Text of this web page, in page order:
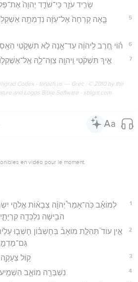
שָׂרִ֣יד עֹזֵ֑ר כִּֽי־שֹׁדֵ֤ד יְהוָה֙
5
בָּ֤אָה קָרְחָה֙ אֶל־עַזָּ֔ה נִדְמְתָ֥ה
6 ה֗וֹי חֶ֚רֶב לַֽיהוָ֔ה עַד־אָ֖נָה לֹ֣א תִשְׁקֹ֑טִי
7 אֵ֣יךְ תִּשְׁקֹ֔טִי וַֽיהוָ֖ה צִוָּה־לָ֑הּ
Codex - tanach.us --- Grec : © 2010 by the
and Logos Bible Software - sblgnt.com
en vidéo pour le moment.
1
לְמוֹאָ֡ב כֹּֽה־אָמַר֩ יְהוָ֨ה צְבָא֜וֹת אֱלֹהֵ֣י
הֹבִ֥ישָׁה נִלְכְּדָ֖ה
2
אֵ֣ין עוֹד֮ תְּהִלַּ֣ת מוֹאָב֒ בְּחֶשְׁבּ֗וֹן חָשְׁב֤וּ
3 ק֥וֹל
4 נִשְׁבְּרָ֖ה מוֹאָ֑ב הִשְׁמִ֥יעוּ